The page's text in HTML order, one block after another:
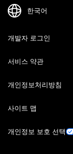
개발자 로그인
서비스 약관
개인정보처리방침
사이트 맵
개인정보 보호 선택